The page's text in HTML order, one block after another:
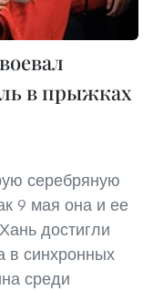
в прыжках
серебряную
9 мая она и ее
достигли
в синхронных
среди